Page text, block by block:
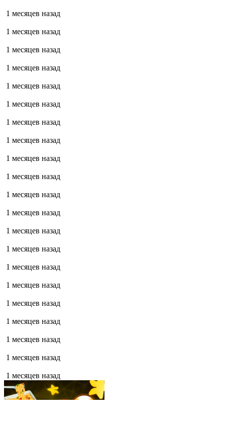
1 месяцев назад
1 месяцев назад
1 месяцев назад
1 месяцев назад
1 месяцев назад
1 месяцев назад
1 месяцев назад
1 месяцев назад
1 месяцев назад
1 месяцев назад
1 месяцев назад
1 месяцев назад
1 месяцев назад
1 месяцев назад
1 месяцев назад
1 месяцев назад
1 месяцев назад
1 месяцев назад
1 месяцев назад
1 месяцев назад
1 месяцев назад